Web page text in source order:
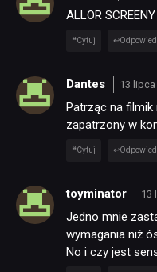
JUŻ
SKLEP
ALLOR SCREENY
Cytuj
Dantes 13 lipca
Patrząc na
zapatrzony w
Cytuj
toyminator 13
Jedno mnie
wymagania niż
No i czy jest